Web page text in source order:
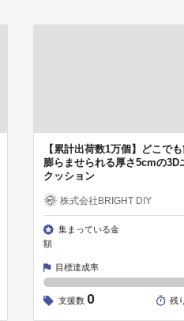
【累計出荷数1万個】どこで
膨らませられる厚さ5cmの
クッション
株式会社BRIGHT DIY
集まっている金
額
目標達成率
支援数 0 残